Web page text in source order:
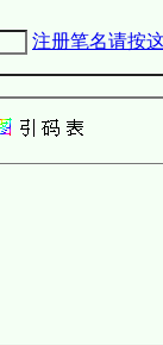
注册笔名请按